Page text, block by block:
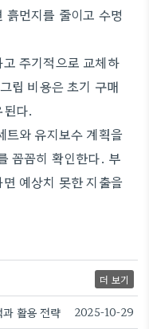
흙먼지를 줄이고 수명
주기적으로 교체하
립 비용은 초기 구매
다.
트와 유지보수 계획을
꼼꼼히 확인한다. 부
예상치 못한 지출을
더 보기
활용 전략 2025-10-29